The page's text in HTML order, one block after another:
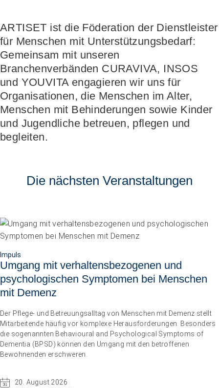
Personal rekrutieren und führen
Arbeit und Betriebskultur gestalten
Betrieb führen und Recht umsetzen
Sicherheit gewährleisten
Finanzierung regeln
Angebote bewerben
Angebote entwickeln
Nachhaltigkeit fördern
Einkauf organisieren
Berufliche Inklusion fördern
Lebensende gestalten
Übergänge gestalten
Empowerment stärken
Gesundheitsfragen angehen
Integrität schützen
Bei Demenz begleiten
Psychische Gesundheit fördern
Höhere Fachschule Gemeindeanimation
Praxispartner finden
Sozial- und Selbstkompetenz
Führung und Management
Kindheits- und Sozialpädagogik
Pflege und Betreuung
Gastronomie und Hauswirtschaft
Weiterbildungen in Ihrer Institution
Laufbahnberatung
Föderation
Team
Arbeiten bei ARTISET
Mitgliedschaft
Vision, Mission, Werte
Zusammenarbeit
Projekte
ARTISET ist die Föderation der Dienstleister
für Menschen mit Unterstützungsbedarf:
Gemeinsam mit unseren
Branchenverbänden CURAVIVA, INSOS
und YOUVITA engagieren wir uns für
Organisationen, die Menschen im Alter,
Menschen mit Behinderungen sowie Kinder
und Jugendliche betreuen, pflegen und
begleiten.
Die nächsten Veranstaltungen
Impuls
Umgang mit verhaltensbezogenen und
psychologischen Symptomen bei Menschen
mit Demenz
Der Pflege- und Betreuungsalltag von Menschen mit Demenz stellt
Mitarbeitende häufig vor komplexe Herausforderungen. Besonders
die sogenannten Behavioural and Psychological Symptoms of
Dementia (BPSD) können den Umgang mit den betroffenen
Bewohnenden erschweren.
20. August 2026